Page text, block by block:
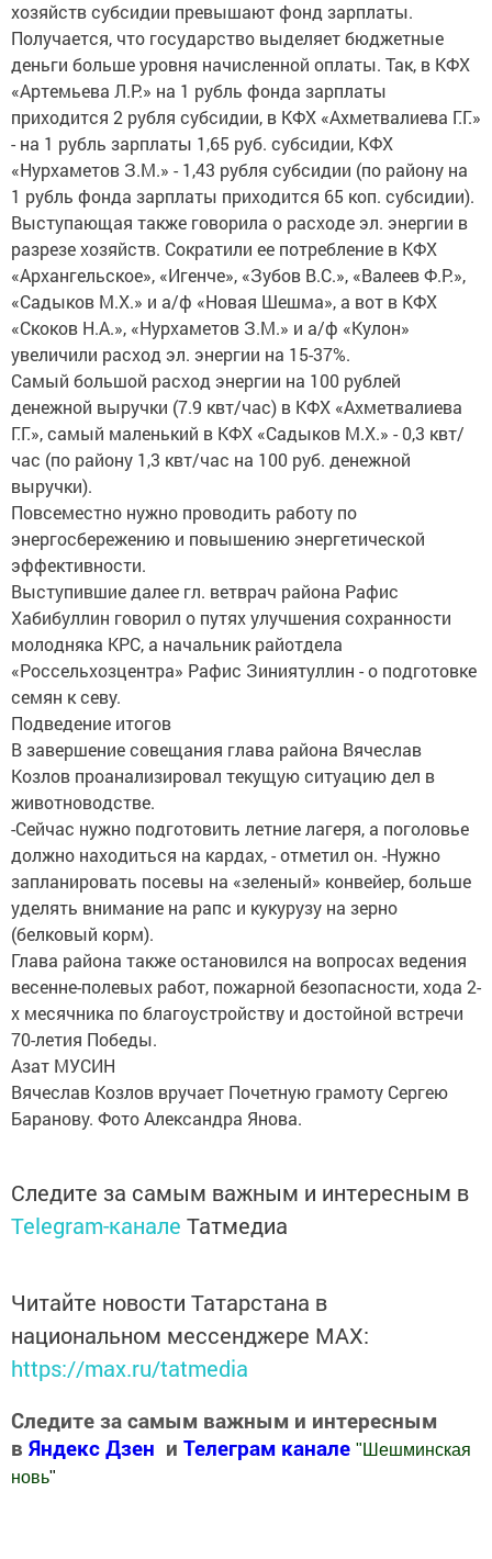
хозяйств субсидии превышают фонд зарплаты.
Получается, что государство выделяет бюджетные
деньги больше уровня начисленной оплаты. Так, в КФХ
«Артемьева Л.Р.» на 1 рубль фонда зарплаты
приходится 2 рубля субсидии, в КФХ «Ахметвалиева Г.Г.»
- на 1 рубль зарплаты 1,65 руб. субсидии, КФХ
«Нурхаметов З.М.» - 1,43 рубля субсидии (по району на
1 рубль фонда зарплаты приходится 65 коп. субсидии).
Выступающая также говорила о расходе эл. энергии в
разрезе хозяйств. Сократили ее потребление в КФХ
«Архангельское», «Игенче», «Зубов В.С.», «Валеев Ф.Р.»,
«Садыков М.Х.» и а/ф «Новая Шешма», а вот в КФХ
«Скоков Н.А.», «Нурхаметов З.М.» и а/ф «Кулон»
увеличили расход эл. энергии на 15-37%.
Самый большой расход энергии на 100 рублей
денежной выручки (7.9 квт/час) в КФХ «Ахметвалиева
Г.Г.», самый маленький в КФХ «Садыков М.Х.» - 0,3 квт/
час (по району 1,3 квт/час на 100 руб. денежной
выручки).
Повсеместно нужно проводить работу по
энергосбережению и повышению энергетической
эффективности.
Выступившие далее гл. ветврач района Рафис
Хабибуллин говорил о путях улучшения сохранности
молодняка КРС, а начальник райотдела
«Россельхозцентра» Рафис Зиниятуллин - о подготовке
семян к севу.
Подведение итогов
В завершение совещания глава района Вячеслав
Козлов проанализировал текущую ситуацию дел в
животноводстве.
-Сейчас нужно подготовить летние лагеря, а поголовье
должно находиться на кардах, - отметил он. -Нужно
запланировать посевы на «зеленый» конвейер, больше
уделять внимание на рапс и кукурузу на зерно
(белковый корм).
Глава района также остановился на вопросах ведения
весенне-полевых работ, пожарной безопасности, хода 2-
х месячника по благоустройству и достойной встречи
70-летия Победы.
Азат МУСИН
Вячеслав Козлов вручает Почетную грамоту Сергею
Баранову. Фото Александра Янова.
Следите за самым важным и интересным в
Telegram-канале Татмедиа
Читайте новости Татарстана в
национальном мессенджере MАХ:
https://max.ru/tatmedia
Следите за самым важным и интересным
в Яндекс Дзен и Телеграм канале " Шешминская
новь"